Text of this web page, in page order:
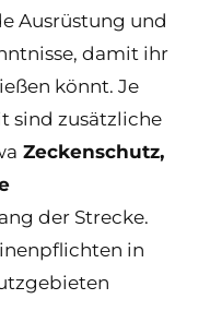
Ausrüstung und
damit ihr
könnt. Je
sind zusätzliche
Zeckenschutz,
der Strecke.
in